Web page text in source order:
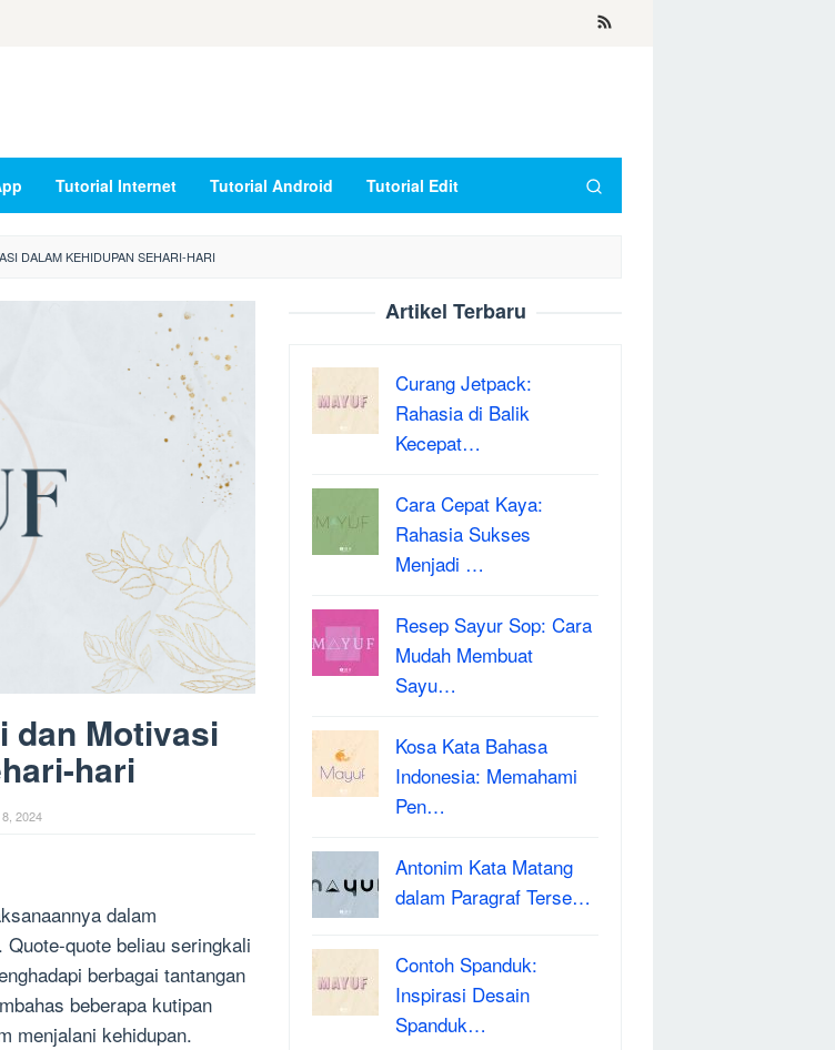
Tutorial Internet Tutorial Android Tutorial Edit
DALAM KEHIDUPAN SEHARI-HARI
dan Motivasi
hari
2024
dalam
quote beliau seringkali
berbagai tantangan
beberapa kutipan
menjalani kehidupan.
Artikel Terbaru
Curang Jetpack:
Rahasia di Balik
Kecepat…
Cara Cepat Kaya:
Rahasia Sukses
Menjadi …
Resep Sayur Sop: Cara
Mudah Membuat
Sayu…
Kosa Kata Bahasa
Indonesia: Memahami
Pen…
Antonim Kata Matang
dalam Paragraf Terse…
Contoh Spanduk:
Inspirasi Desain
Spanduk…